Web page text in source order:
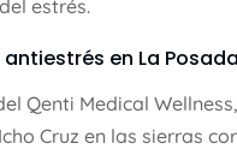
estrés.
en La
Qenti Medical
Cruz en las sierras